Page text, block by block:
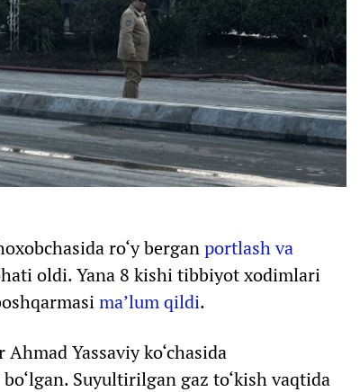
ro‘y berganportlash va
oldi. Yana 8 kishi tibbiyot xodimlari
ma’lum qildi.
Yassaviy ko‘chasida
Suyultirilgan gaz to‘kish vaqtida